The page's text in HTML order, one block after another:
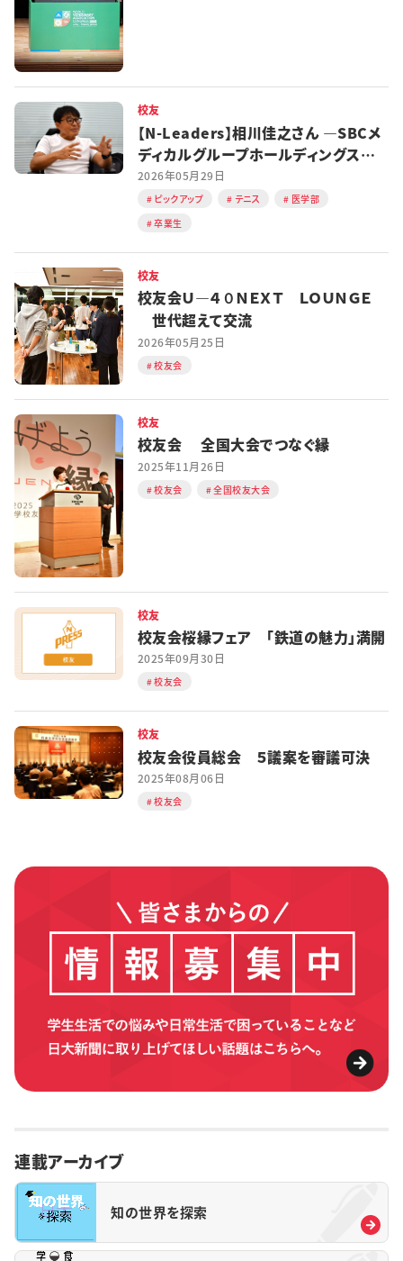
校友
【N-Leaders】相川佳之さん ―SBCメ
ディカルグループホールディングス
CEO
2026年05月29日
ピックアップ テニス
医学部
卒業生
校友
校友会Ｕ―４０ＮＥＸＴ ＬＯＵＮＧＥ
世代超えて交流
2026年05月25日
校友会
校友
校友会 全国大会でつなぐ縁
2025年11月26日
校友会 全国校友大会
校友
校友会桜縁フェア 「鉄道の魅力」満開
2025年09月30日
校友会
校友
校友会役員総会 ５議案を審議可決
2025年08月06日
校友会
連載アーカイブ
知の世界を探索